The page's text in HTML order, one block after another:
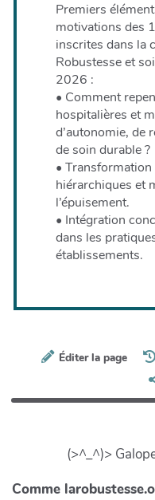
Premiers
motivations des
inscrites dans la
Robustesse et
2026 :
• Comment
hospitalières et
d’autonomie, de
de soin durable ?
•
hiérarchiques et
l’épuisement.
• Intégration
dans les
établissements.
Éditer la page
(>^_^)>
Comme